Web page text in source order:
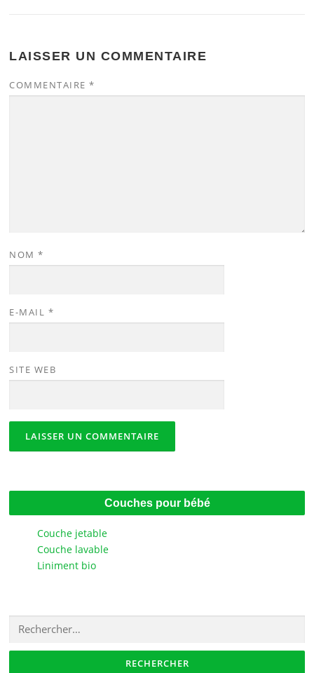
LAISSER UN COMMENTAIRE
COMMENTAIRE*
NOM*
E-MAIL *
SITE WEB
Couches pour bébé
Couche jetable
Couche lavable
Liniment bio
Rechercher :